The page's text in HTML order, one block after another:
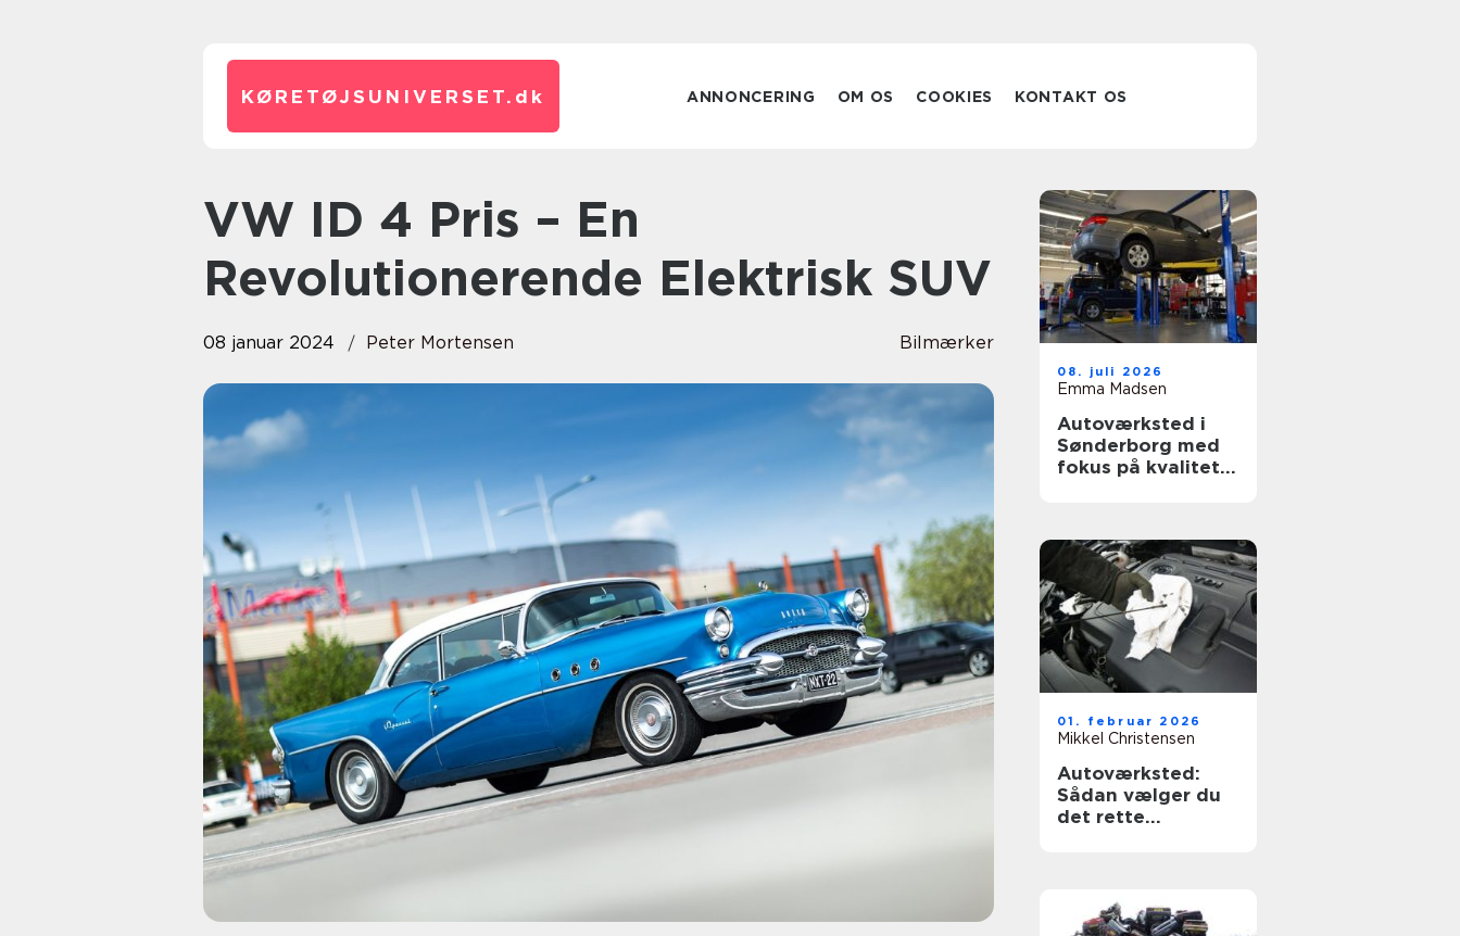
KØRETØJSUNIVERSET. dk ANNONCERING OM OS COOKIES KONTAKT OS
VW ID 4 Pris – En
Revolutionerende Elektrisk SUV
08 januar 2024 Peter Mortensen Bilmærker
08. juli 2026
Emma Madsen
Autoværksted i
Sønderborg med
fokus på kvalitet
01. februar 2026
Mikkel Christensen
Autoværksted:
Sådan vælger du
det rette